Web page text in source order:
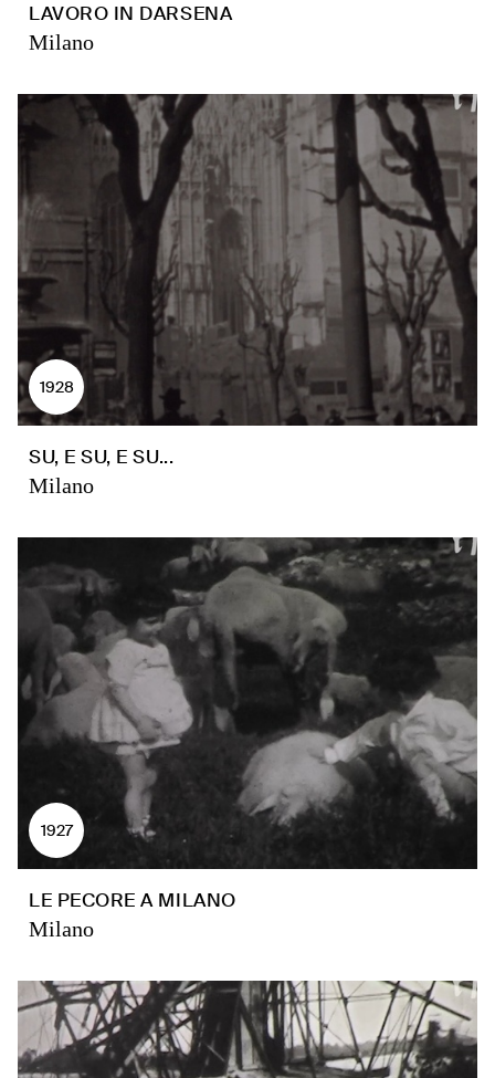
LAVORO IN DARSENA
Milano
1928
SU, E SU, E SU...
Milano
1927
LE PECORE A MILANO
Milano